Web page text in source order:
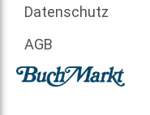
Datenschutz
AGB